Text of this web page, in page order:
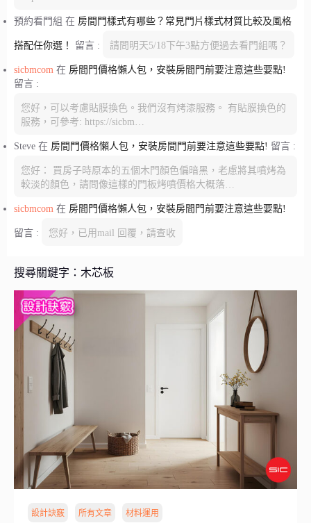
預約看門組 在 房間門樣式有哪些？常見門片樣式材質比較及風格
搭配任你選！ 留言 : 請問明天5/18下午3點方便過去看門組嗎？
sicbmcom 在 房間門價格懶人包，安裝房間門前要注意這些要點!
留言 :
您好，可以考慮貼膜換色。我們沒有烤漆服務。 有貼膜換色的
服務，可參考: https://sicbm…
Steve 在 房間門價格懶人包，安裝房間門前要注意這些要點! 留言 :
您好： 買房子時原本的五個木門顏色偏暗黑，老慮將其噴烤為
較淡的顏色，請問像這樣的門板烤噴價格大概落…
sicbmcom 在 房間門價格懶人包，安裝房間門前要注意這些要點!
留言 : 您好，已用mail 回覆，請查收
搜尋關鍵字：木芯板
設計訣竅 所有文章 材料運用